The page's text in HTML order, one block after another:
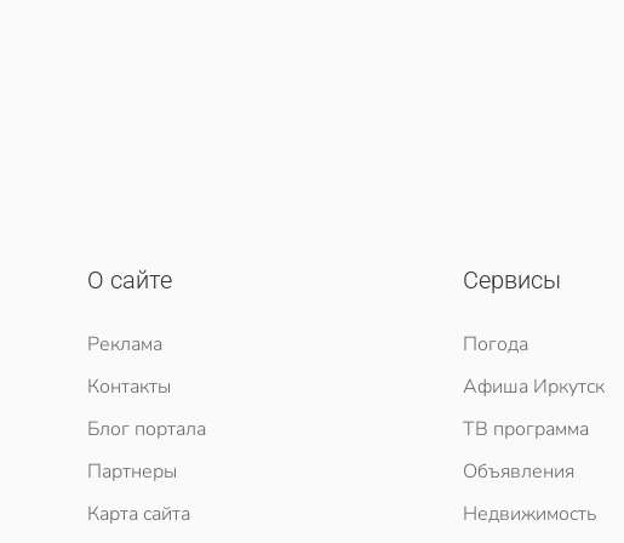
О сайте
Реклама
Контакты
Блог портала
Партнеры
Карта сайта
Сервисы
Погода
Афиша Иркутск
ТВ программа
Объявления
Недвижимость